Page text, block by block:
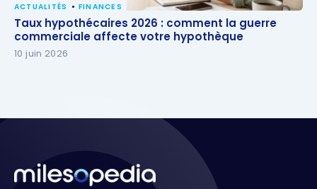
Taux hypothécaires 2026 : comment la guerre
commerciale affecte votre hypothèque
ACTUALITÉS FINANCES
Taux hypothécaires 2026 : comment la guerre
commerciale affecte votre hypothèque
10 juin 2026